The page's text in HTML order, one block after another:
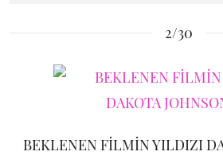
2/30
BEKLENEN FİLMİN YILDIZI